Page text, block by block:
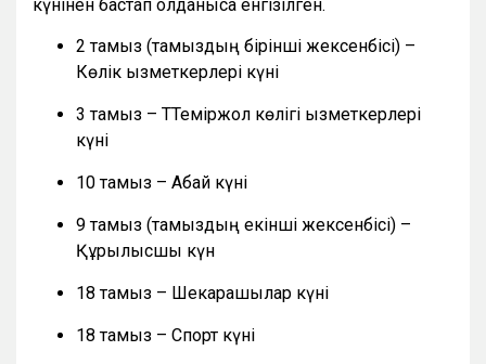
күнінен бастап қолданысқа енгізілген.
2 тамыз (тамыздың бірінші жексенбісі) –
Көлік қызметкерлері күні
3 тамыз – ТТеміржол көлігі қызметкерлері
күні
10 тамыз – Абай күні
9 тамыз (тамыздың екінші жексенбісі) –
Құрылысшы күн
18 тамыз – Шекарашылар күні
18 тамыз – Спорт күні